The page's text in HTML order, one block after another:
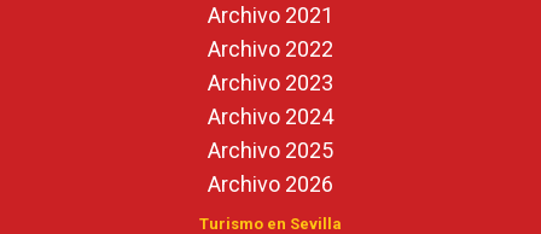
Archivo 2021
Archivo 2022
Archivo 2023
Archivo 2024
Archivo 2025
Archivo 2026
Turismo en Sevilla